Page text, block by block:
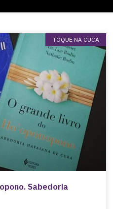
TOQUE NA CUCA
Sabedoria